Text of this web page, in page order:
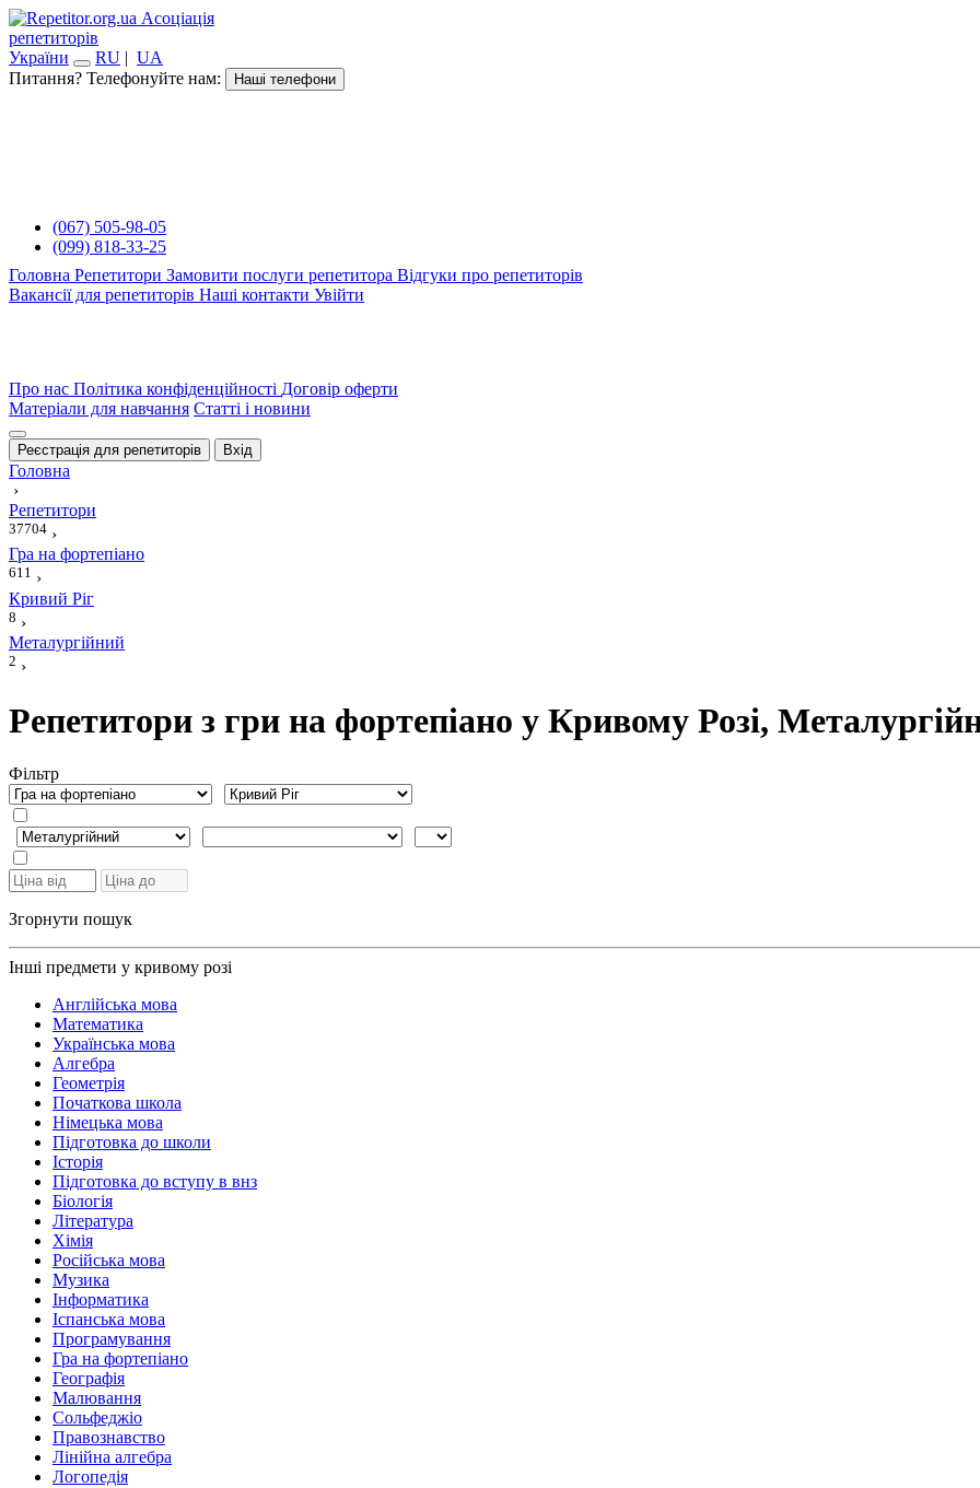
Асоціація
репетиторів
України
RU | UA
Питання? Телефонуйте нам:
Наші телефони
(067) 505-98-05
(099) 818-33-25
Головна Репетитори Замовити послуги репетитора Відгуки про репетиторів
Вакансії для репетиторів Наші контакти Увійти
Про нас Політика конфіденційності Договір оферти
Матеріали для навчання Статті і новини
Реєстрація для репетиторів Вхід
Головна
›
Репетитори
37704 ›
Гра на фортепіано
611 ›
Кривий Ріг
8 ›
Металургійний
2 ›
Репетитори з гри на фортепіано у Кривому Розі,
Фiльтр
Згорнути пошук
Інші предмети у кривому розі
Англійська мова
Математика
Українська мова
Алгебра
Геометрія
Початкова школа
Німецька мова
Підготовка до школи
Історія
Підготовка до вступу в внз
Біологія
Література
Хімія
Російська мова
Музика
Інформатика
Іспанська мова
Програмування
Гра на фортепіано
Географія
Малювання
Сольфеджіо
Правознавство
Лінійна алгебра
Логопедія